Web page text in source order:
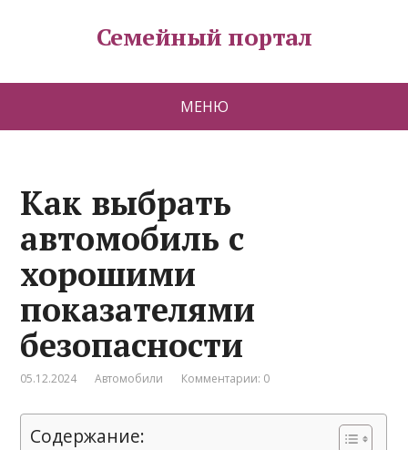
Семейный портал
МЕНЮ
Как выбрать
автомобиль с
хорошими
показателями
безопасности
05.12.2024 Автомобили Комментарии: 0
Содержание: